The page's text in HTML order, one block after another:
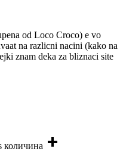
od Loco Croco) e vo
na razlicni nacini (kako na
znam deka za bliznaci site
количина